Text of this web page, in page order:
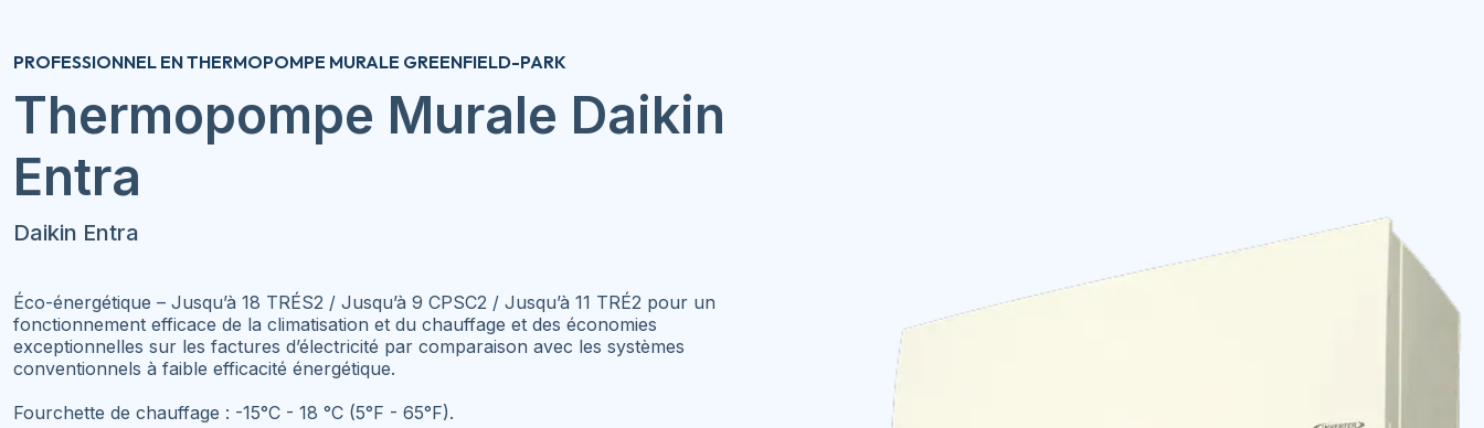
PROFESSIONNEL EN THERMOPOMPE MURALE GREENFIELD-PARK
Thermopompe Murale Daikin
Entra
Daikin Entra
Éco-énergétique – Jusqu’à 18 TRÉS2 / Jusqu’à 9 CPSC2 / Jusqu’à 11 TRÉ2 pour un
fonctionnement efficace de la climatisation et du chauffage et des économies
exceptionnelles sur les factures d’électricité par comparaison avec les systèmes
conventionnels à faible efficacité énergétique.
Fourchette de chauffage : -15°C - 18 °C (5°F - 65°F).